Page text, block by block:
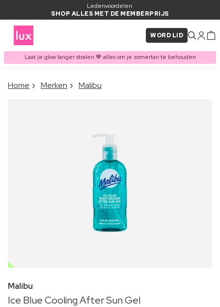
Ledenvoordelen:
SHOP ALLES MET DE MEMBERPRIJS
WORD LID
Laat je glow langer stralen 🤎 alles om je zomertan te behouden
ITEM TOEGEVOEGD AAN
Home Merken Malibu
OUTLET
Malibu
Ice Blue Cooling After Sun Gel